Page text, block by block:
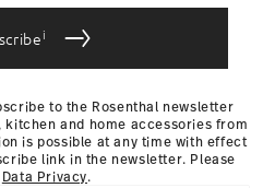
haben.
i
to the Rosenthal newsletter
and home accessories from
is possible at any time with effect
link in the newsletter. Please
Data Privacy.